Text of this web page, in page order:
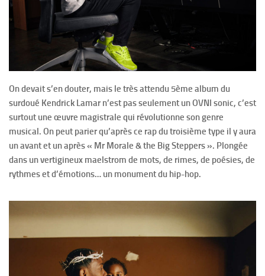
On devait s’en douter, mais le très attendu 5ème album du
surdoué Kendrick Lamar n’est pas seulement un OVNI sonic, c’est
surtout une œuvre magistrale qui révolutionne son genre
musical. On peut parier qu’après ce rap du troisième type il y aura
un avant et un après « Mr Morale & the Big Steppers ». Plongée
dans un vertigineux maelstrom de mots, de rimes, de poésies, de
rythmes et d’émotions… un monument du hip-hop.